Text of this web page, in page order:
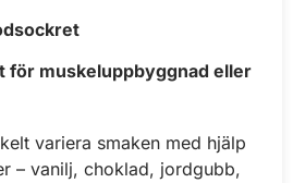
för muskeluppbyggnad eller
variera smaken med hjälp
– vanilj, choklad, jordgubb,